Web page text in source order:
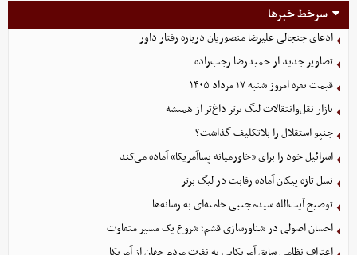
سرخط خبرها
ادعای جنجالی علیرضا منصوریان درباره رفتار داور
تصاویر جدید از حمیدرضا رجب‌زاده
قیمت نقره امروز شنبه ۱۷ مرداد ۱۴۰۵
بازار نقل‌وانتقالات لیگ برتر داغ‌تر از همیشه
جنپو استقلال را بلاتکلیف گذاشت؟
اسرائیل خود را برای «خاورمیانه پساآمریکا» آماده می‌کند
نسل تازه پیکان آماده رقابت در لیگ برتر
توصیح آیت‌الله سیدمجتبی خامنه‌ای به رسانه‌ها
احسان اصولی در شناورسازی قشم؛ شروع یک مسیر متفاوت